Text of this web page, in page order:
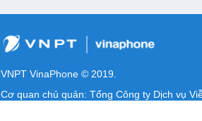
VNPT VinaPhone © 2019.
Cơ quan chủ quản: Tổng Công ty Dịch vụ